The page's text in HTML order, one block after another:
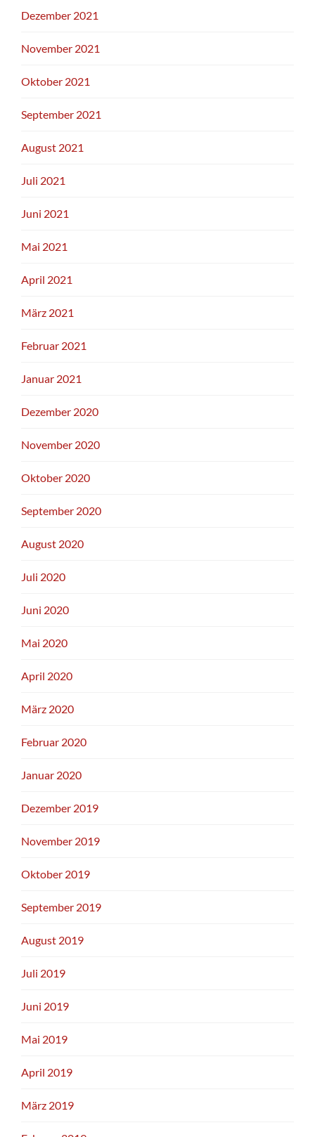
Dezember 2021
November 2021
Oktober 2021
September 2021
August 2021
Juli 2021
Juni 2021
Mai 2021
April 2021
März 2021
Februar 2021
Januar 2021
Dezember 2020
November 2020
Oktober 2020
September 2020
August 2020
Juli 2020
Juni 2020
Mai 2020
April 2020
März 2020
Februar 2020
Januar 2020
Dezember 2019
November 2019
Oktober 2019
September 2019
August 2019
Juli 2019
Juni 2019
Mai 2019
April 2019
März 2019